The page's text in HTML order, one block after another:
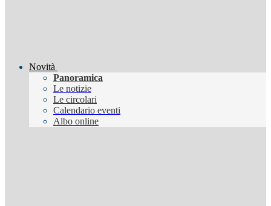
Novità
Panoramica
Le notizie
Le circolari
Calendario eventi
Albo online